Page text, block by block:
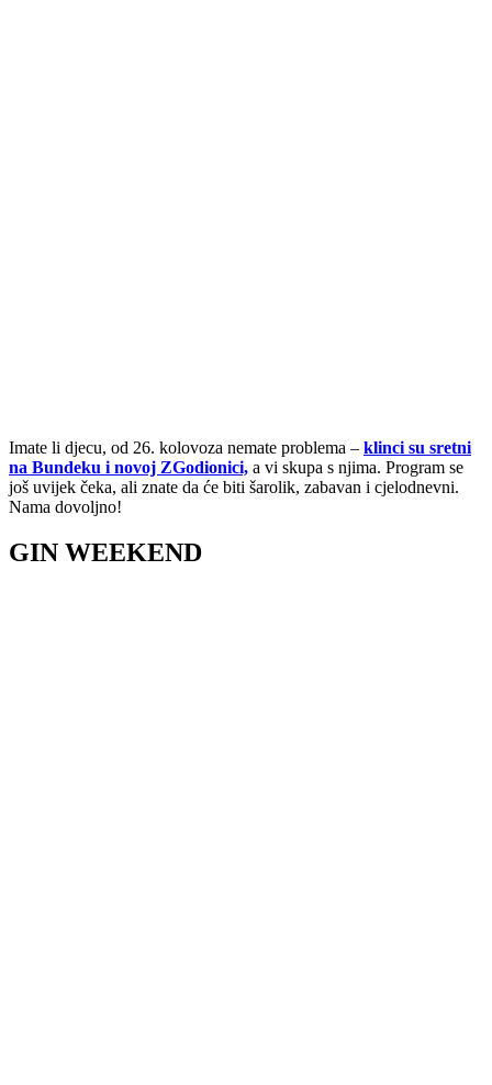
Imate li djecu, od 26. kolovoza nemate problema – klinci su sretni
na Bundeku i novoj ZGodionici, a vi skupa s njima. Program se
još uvijek čeka, ali znate da će biti šarolik, zabavan i cjelodnevni.
Nama dovoljno!
GIN WEEKEND